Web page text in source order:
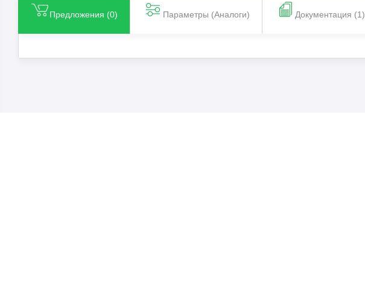
Предложения (0) Параметры (Aналоги) Документация (1)